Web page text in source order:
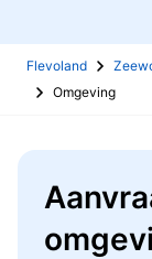
Flevoland
Omgeving